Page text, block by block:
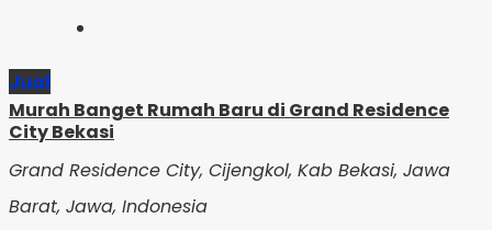
Jual
Murah Banget Rumah Baru di Grand Residence
City Bekasi
Grand Residence City, Cijengkol, Kab Bekasi, Jawa
Barat, Jawa, Indonesia